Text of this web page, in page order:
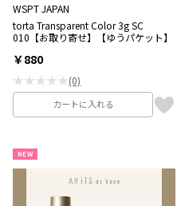
WSPT JAPAN
torta Transparent Color 3g SC
010【お取り寄せ】【ゆうパケット】
￥880
★★★★★(0)
カートに入れる
NEW